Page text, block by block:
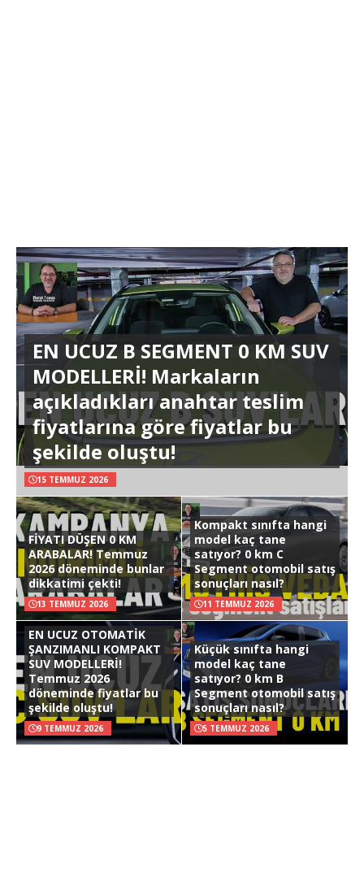
EN UCUZ B SEGMENT 0 KM SUV
MODELLERİ! Markaların
açıkladıkları anahtar teslim
fiyatlarına göre fiyatlar bu
şekilde oluştu!
15 TEMMUZ 2026
FİYATI DÜŞEN 0 KM
ARABALAR! Temmuz
2026 döneminde bunlar
dikkatimi çekti!
13 TEMMUZ 2026
Kompakt sınıfta hangi
model kaç tane
satıyor? 0 km C
Segment otomobil satış
sonuçları nasıl?
11 TEMMUZ 2026
EN UCUZ OTOMATİK
ŞANZIMANLI KOMPAKT
SUV MODELLERİ!
Temmuz 2026
döneminde fiyatlar bu
şekilde oluştu!
9 TEMMUZ 2026
Küçük sınıfta hangi
model kaç tane
satıyor? 0 km B
Segment otomobil satış
sonuçları nasıl?
5 TEMMUZ 2026